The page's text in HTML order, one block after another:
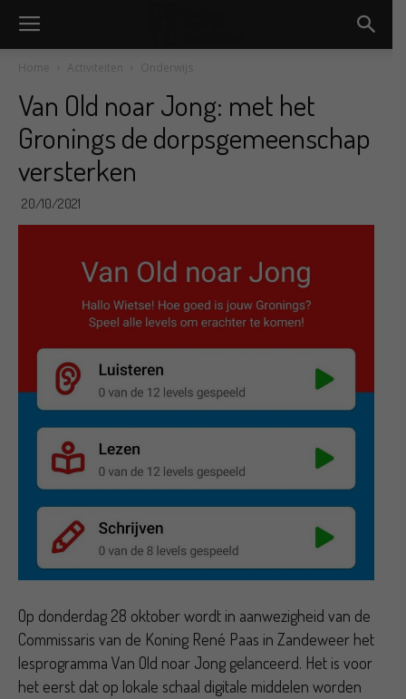
Home Activiteiten Onderwijs
Van Old noar Jong: met het
Gronings de dorpsgemeenschap
versterken
20/10/2021
Op donderdag 28 oktober wordt in aanwezigheid van de
Commissaris van de Koning René Paas in Zandeweer het
lesprogramma Van Old noar Jong gelanceerd. Het is voor
het eerst dat op lokale schaal digitale middelen worden